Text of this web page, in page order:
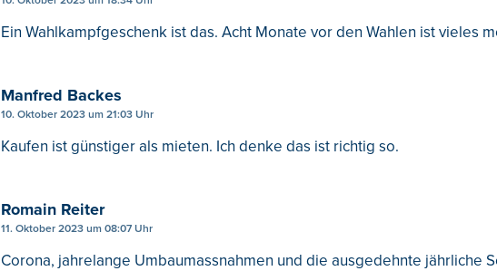
Ein Wahlkampfgeschenk ist das. Acht Monate vor den Wahlen ist vieles
Manfred Backes
10. Oktober 2023 um 21:03 Uhr
Kaufen ist günstiger als mieten. Ich denke das ist richtig so.
Romain Reiter
11. Oktober 2023 um 08:07 Uhr
Corona, jahrelange Umbaumassnahmen und die ausgedehnte jährliche